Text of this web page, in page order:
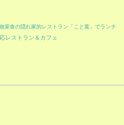
菜食の隠れ家的レストラン「こと葉」でランチ
レストラン＆カフェ